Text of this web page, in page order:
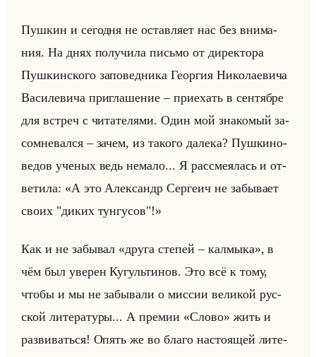
Пуш­кин и се­год­ня не остав­ля­ет нас без вни­ма­
ния. На днях по­лу­чи­ла письмо от ди­рек­то­ра
Пуш­кин­ско­го за­по­вед­ни­ка Ге­ор­гия Ни­ко­ла­еви­ча
Ва­си­ле­ви­ча при­гла­ше­ние – при­ехать в сен­тяб­ре
для встреч с чи­та­те­ля­ми. Один мой зна­ко­мый за­
со­мне­вал­ся – зачем, из та­ко­го да­ле­ка? Пуш­ки­но­
ве­дов уче­ных ведь нема­ло... Я рас­сме­ялась и от­
ве­ти­ла: «А это Александр Сергеич не забывает
своих "диких тунгусов"!»
Как и не за­бы­вал «друга степей – калмыка», в
чём был уве­рен Ку­гульти­нов. Это всё к тому,
чтобы и мы не за­бы­ва­ли о мис­сии ве­ли­кой рус­
ской ли­те­ра­ту­ры... А пре­мии «Слово» жить и
раз­ви­ваться! Опять же во благо на­сто­ящей ли­те­